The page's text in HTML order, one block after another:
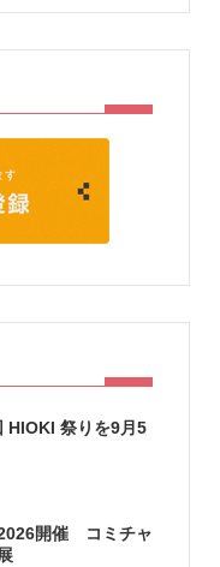
HIOKI 祭りを9月5
開催 コミチャ